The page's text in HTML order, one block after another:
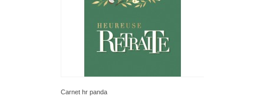
Carnet hr panda